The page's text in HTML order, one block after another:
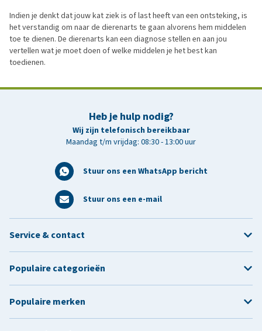
Indien je denkt dat jouw kat ziek is of last heeft van een ontsteking, is
het verstandig om naar de dierenarts te gaan alvorens hem middelen
toe te dienen. De dierenarts kan een diagnose stellen en aan jou
vertellen wat je moet doen of welke middelen je het best kan
toedienen.
Heb je hulp nodig?
Wij zijn telefonisch bereikbaar
Maandag t/m vrijdag: 08:30 - 13:00 uur
Stuur ons een WhatsApp bericht
Stuur ons een e-mail
Service & contact
Populaire categorieën
Populaire merken